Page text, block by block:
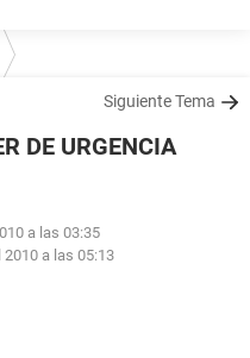
Siguiente Tema
DE URGENCIA
a las 03:35
2010 a las 05:13